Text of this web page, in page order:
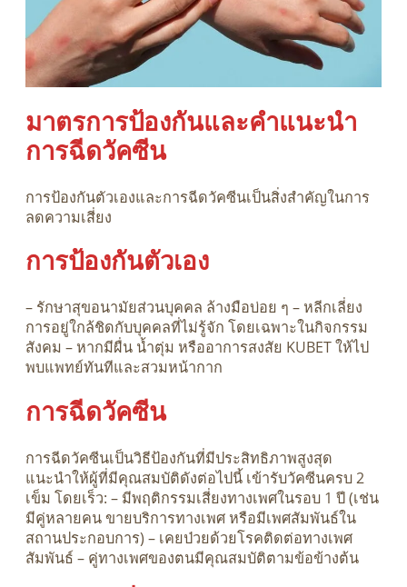
มาตรการป้องกันและคำแนะนำ
การฉีดวัคซีน
การป้องกันตัวเองและการฉีดวัคซีนเป็นสิ่งสำคัญในการ
ลดความเสี่ยง
การป้องกันตัวเอง
– รักษาสุขอนามัยส่วนบุคคล ล้างมือบ่อย ๆ – หลีกเลี่ยง
การอยู่ใกล้ชิดกับบุคคลที่ไม่รู้จัก โดยเฉพาะในกิจกรรม
สังคม – หากมีผื่น น้ำตุ่ม หรืออาการสงสัย KUBET ให้ไป
พบแพทย์ทันทีและสวมหน้ากาก
การฉีดวัคซีน
การฉีดวัคซีนเป็นวิธีป้องกันที่มีประสิทธิภาพสูงสุด
แนะนำให้ผู้ที่มีคุณสมบัติดังต่อไปนี้ เข้ารับวัคซีนครบ 2
เข็ม โดยเร็ว: – มีพฤติกรรมเสี่ยงทางเพศในรอบ 1 ปี (เช่น
มีคู่หลายคน ขายบริการทางเพศ หรือมีเพศสัมพันธ์ใน
สถานประกอบการ) – เคยป่วยด้วยโรคติดต่อทางเพศ
สัมพันธ์ – คู่ทางเพศของตนมีคุณสมบัติตามข้อข้างต้น